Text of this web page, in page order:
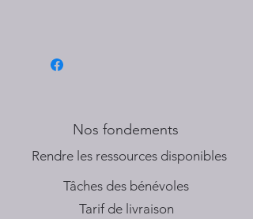
Nos fondements
​Rendre les ressources disponibles
Tâches des bénévoles
Tarif de livraison